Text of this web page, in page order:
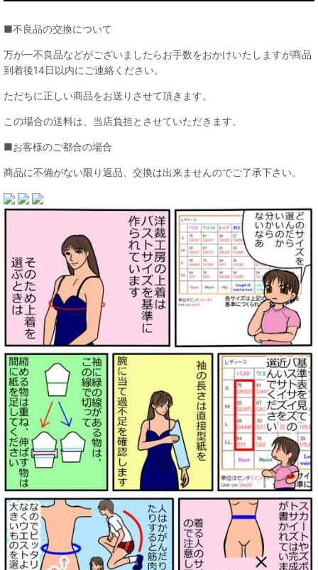
■不良品の交換について
万が一不良品などがございましたらお手数をおかけいたしますが商品
到着後14日以内にご連絡ください。
ただちに正しい商品をお送りさせて頂きます。
この場合の送料は、当店負担とさせていただきます。
■お客様のご都合の場合
商品に不備がない限り返品、交換は出来ませんのでご了承下さい。